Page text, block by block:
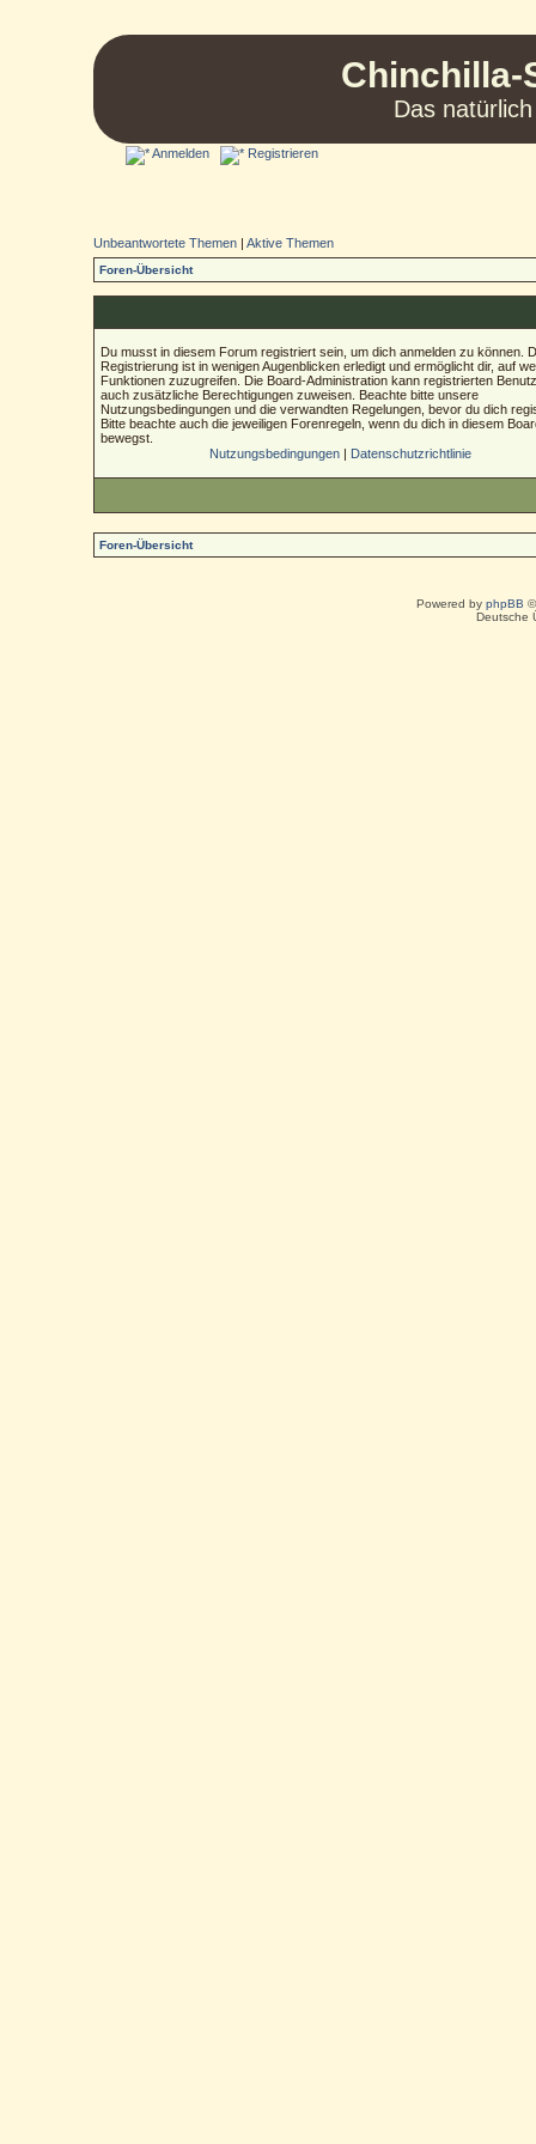
Chinchilla-
Das
Anmelden Registrieren
Unbeantwortete Themen |Aktive Themen
Foren-Übersicht
Du musst in diesem Forum registriert sein, um dich anmelden zu können.
Registrierung ist in wenigen Augenblicken erledigt und ermöglicht dir, auf
Funktionen zuzugreifen. Die Board-Administration kann registrierten
auch zusätzliche Berechtigungen zuweisen. Beachte bitte unsere
Nutzungsbedingungen und die verwandten Regelungen, bevor du dich
Bitte beachte auch die jeweiligen Forenregeln, wenn du dich in diesem
bewegst.
Nutzungsbedingungen| Datenschutzrichtlinie
Foren-Übersicht
Powered by phpBB
Deutsche